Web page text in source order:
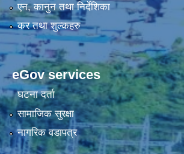
एन, कानुन तथा निर्देशिका
कर तथा शुल्कहरु
eGov services
घटना दर्ता
सामाजिक सुरक्षा
नागरिक वडापत्र